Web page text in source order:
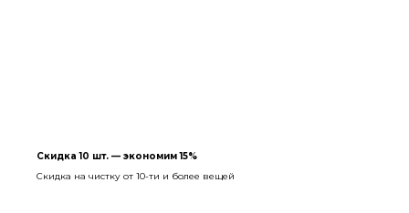
Скидка 10 шт. — экономим 15%
Скидка на чистку от 10-ти и более вещей